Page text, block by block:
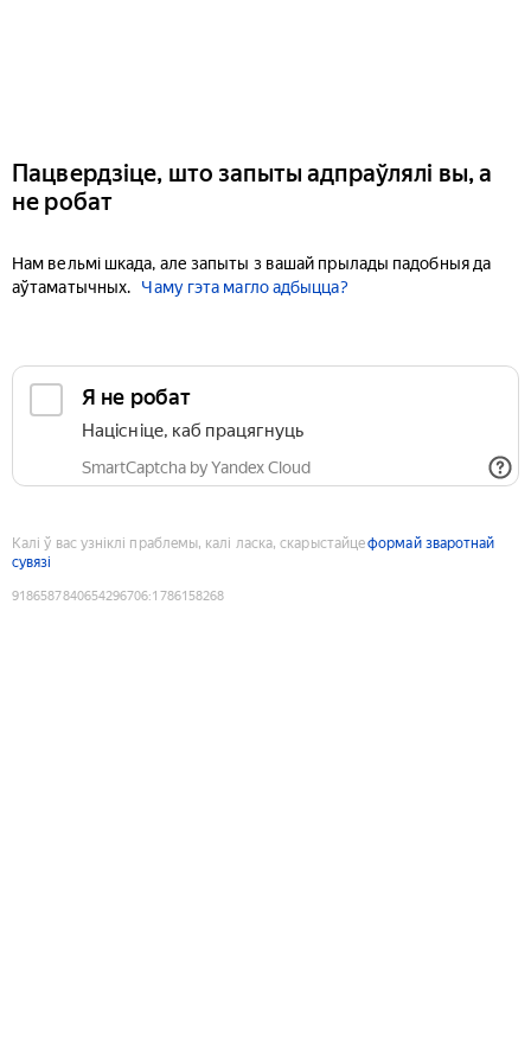
Пацвердзіце, што запыты адпраўлялі вы, а
не робат
Нам вельмі шкада, але запыты з вашай прылады падобныя да
аўтаматычных.
Чаму гэта магло адбыцца?
Я не робат
Націсніце, каб працягнуць
SmartCaptcha by Yandex Cloud
Калі ў вас узніклі праблемы, калі ласка, скарыстайцеформай зваротнай
сувязі
9186587840654296706:1786158268